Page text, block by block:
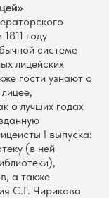
году
системе
лицейских
гости узнают о
о лучших годах
I выпуска:
(в ней
а также
С.Г. Чирикова